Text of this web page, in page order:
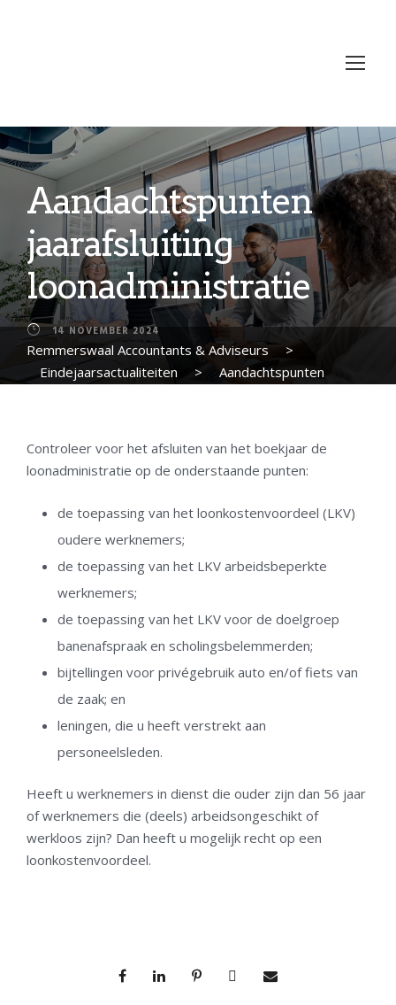
Aandachtspunten
jaarafsluiting
loonadministratie
14 NOVEMBER 2024
Remmerswaal Accountants & Adviseurs
>
Eindejaarsactualiteiten
>
Aandachtspunten
Controleer voor het afsluiten van het boekjaar de
loonadministratie op de onderstaande punten:
de toepassing van het loonkostenvoordeel (LKV)
oudere werknemers;
de toepassing van het LKV arbeidsbeperkte
werknemers;
de toepassing van het LKV voor de doelgroep
banenafspraak en scholingsbelemmerden;
bijtellingen voor privégebruik auto en/of fiets van
de zaak; en
leningen, die u heeft verstrekt aan
personeelsleden.
Heeft u werknemers in dienst die ouder zijn dan 56 jaar
of werknemers die (deels) arbeidsongeschikt of
werkloos zijn? Dan heeft u mogelijk recht op een
loonkostenvoordeel.